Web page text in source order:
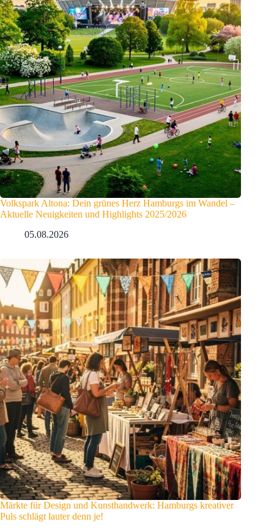
Volkspark Altona: Dein grünes Herz Hamburgs im Wandel –
Aktuelle Neuigkeiten und Highlights 2025/2026
05.08.2026
Märkte für Design und Kunsthandwerk: Hamburgs kreativer
Puls schlägt lauter denn je!